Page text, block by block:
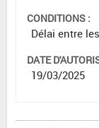
CONDITIONS :
Délai entre
DATE
19/03/2025